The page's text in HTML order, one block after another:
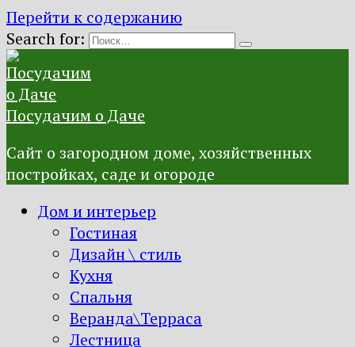
Перейти к содержанию
Search for:
Посудачим о Даче
Сайт о загородном доме, хозяйственных
постройках, саде и огороде
Дом и интерьер
Гостиная
Дизайн \ стиль
Кухня
Спальня
Веранда\Терраса
Лестница